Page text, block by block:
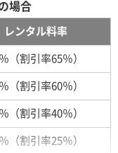
場合
レンタル料率
（割引率65％）
（割引率60％）
（割引率40％）
（割引率25％）